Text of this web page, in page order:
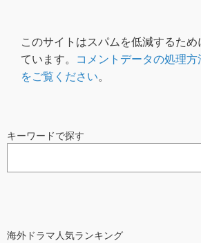
このサイトはスパムを低減するため
ています。
コメントデータの処理
をご覧ください。
キーワードで探す
海外ドラマ人気ランキング